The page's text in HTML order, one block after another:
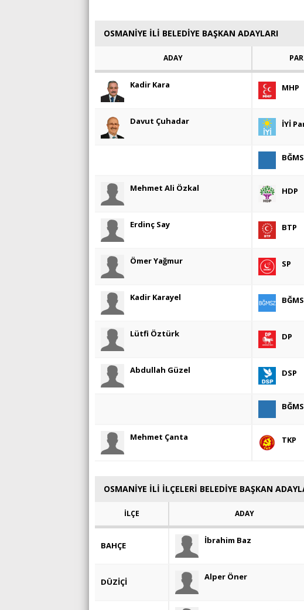
OSMANİYE İLİ BELEDİYE BAŞKAN ADAYLARI
ADAY
Kadir Kara MHP
Davut Çuhadar İYİ
Mehmet Ali Özkal HDP
Erdinç Say BTP
Ömer Yağmur SP
Kadir Karayel
Lütfi Öztürk DP
Abdullah Güzel DSP
Mehmet Çanta TKP
OSMANİYE İLİ İLÇELERİ BELEDİYE BAŞKAN
İLÇE ADAY
BAHÇE İbrahim Baz
DÜZİÇİ Alper Öner